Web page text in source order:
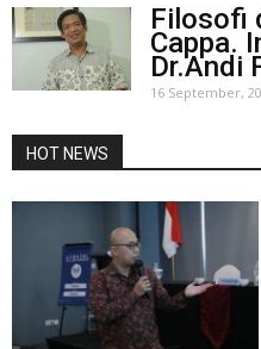
Filosofi
Cappa.
Dr.Andi
16 September,
HOT NEWS